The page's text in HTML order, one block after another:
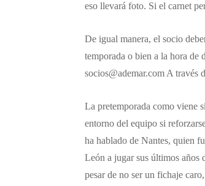
eso llevará foto. Si el carnet
De igual manera, el socio
temporada o bien a la hora de
socios@ademar.com A través
La pretemporada como viene
entorno del equipo si
ha hablado de Nantes, quien
León a jugar sus últimos años
pesar de no ser un fichaje